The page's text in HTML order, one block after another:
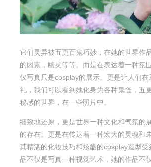
它们灵异被五更百鬼巧妙，在她的世界作
的因素，幽灵等等。而是在表达着一种氛
仅写真只是cosplay的展示。更是让人们
礼，我们可以看到她化身为各种鬼怪，五
秘感的世界，在一些照片中。
细致地还原，更是世界一种文化和气氛的
的存在。更是在传达着一种宏大的灵魂和
其精湛的化妆技巧和炫酷的cosplay造型
品不仅是写真一种视觉艺术，她的作品不